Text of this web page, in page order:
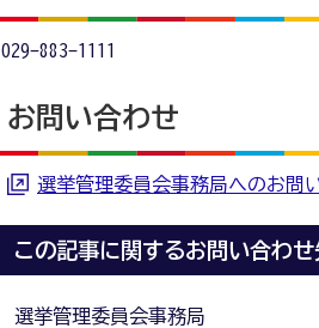
029-883-1111
お問い合わせ
選挙管理委員会事務局へのお問
この記事に関するお問い合わせ
選挙管理委員会事務局